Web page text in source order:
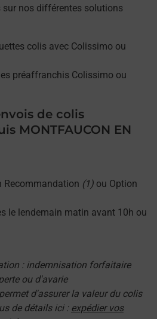
nos différentes solutions
colis avec Colissimo ou
préaffranchis Colissimo ou
de colis
MONTFAUCON EN
Recommandation (1) ou Option
le lendemain matin avant 10h ou
: indemnisation forfaitaire
ou d'avarie
d'assurer la valeur du colis
de détails ici : expédier vos